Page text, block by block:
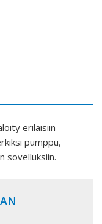
erilaisiin
pumppu,
sovelluksiin.